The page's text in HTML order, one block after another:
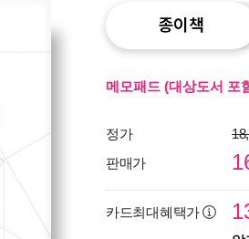
종이책
메모패드 (대상도서 포
정가
판매가
카드최대혜택가